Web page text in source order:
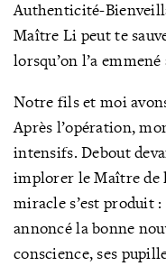
Authenticité-
Maître Li peut te
lorsqu’on l’a
Notre fils et moi
Après l’opération,
intensifs. Debout
implorer le Maître de
miracle s’est produit
annoncé la bonne
conscience, ses